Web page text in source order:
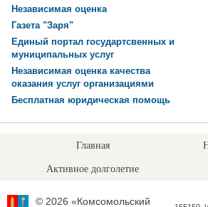
Независимая оценка
Газета "Заря"
Единый портал государтсвенных и
муниципальных услуг
Независимая оценка качества
оказания услуг организациями
Бесплатная юридическая помощь
Главная
Активное долголетие
© 2026 «Комсомольский